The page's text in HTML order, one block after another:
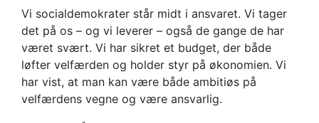
Vi socialdemokrater står midt i ansvaret. Vi tager
det på os – og vi leverer – også de gange de har
været svært. Vi har sikret et budget, der både
løfter velfærden og holder styr på økonomien. Vi
har vist, at man kan være både ambitiøs på
velfærdens vegne og være ansvarlig.